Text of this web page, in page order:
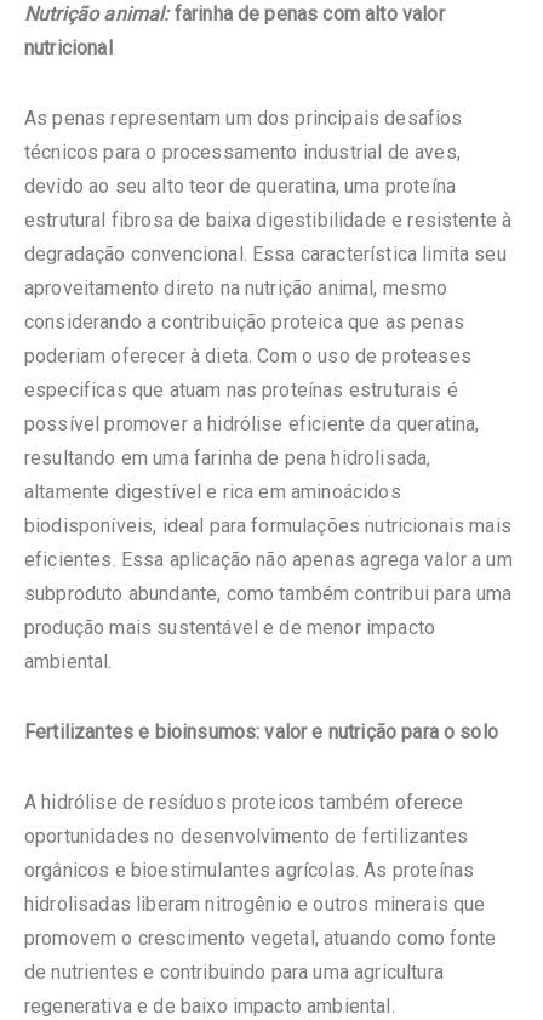
Nutrição animal:farinha de penas com alto valor
nutricional
As penas representam um dos principais desafios
técnicos para o processamento industrial de aves,
devido ao seu alto teor de queratina, uma proteína
estrutural fibrosa de baixa digestibilidade e resistente à
degradação convencional. Essa característica limita seu
aproveitamento direto na nutrição animal, mesmo
considerando a contribuição proteica que as penas
poderiam oferecer à dieta. Com o uso de proteases
especificas que atuam nas proteínas estruturais é
possível promover a hidrólise eficiente da queratina,
resultando em uma farinha de pena hidrolisada,
altamente digestível e rica em aminoácidos
biodisponíveis, ideal para formulações nutricionais mais
eficientes. Essa aplicação não apenas agrega valor a um
subproduto abundante, como também contribui para uma
produção mais sustentável e de menor impacto
ambiental.
Fertilizantes e bioinsumos: valor e nutrição para o solo
A hidrólise de resíduos proteicos também oferece
oportunidades no desenvolvimento de fertilizantes
orgânicos e bioestimulantes agrícolas. As proteínas
hidrolisadas liberam nitrogênio e outros minerais que
promovem o crescimento vegetal, atuando como fonte
de nutrientes e contribuindo para uma agricultura
regenerativa e de baixo impacto ambiental.